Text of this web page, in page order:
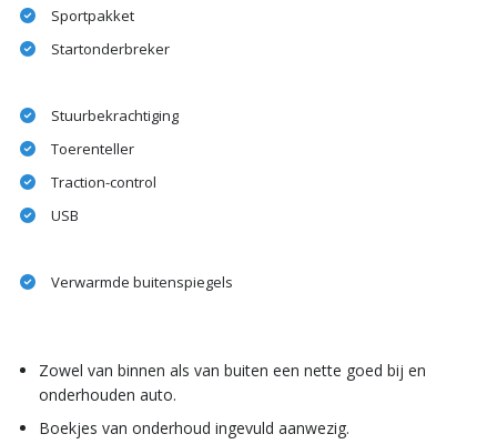
Sportpakket
Startonderbreker
Stuurbekrachtiging
Toerenteller
Traction-control
USB
Verwarmde buitenspiegels
Zowel van binnen als van buiten een nette goed bij en
onderhouden auto.
Boekjes van onderhoud ingevuld aanwezig.